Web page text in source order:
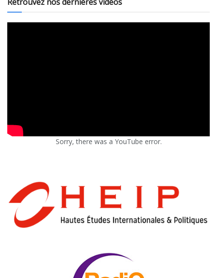
Sorry, there was a YouTube error.